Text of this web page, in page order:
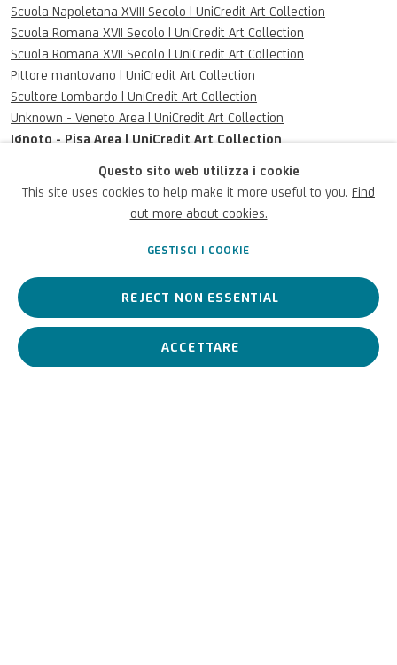
Scuola Napoletana XVIII Secolo | UniCredit Art Collection
Scuola Romana XVII Secolo | UniCredit Art Collection
Scuola Romana XVII Secolo | UniCredit Art Collection
Pittore mantovano | UniCredit Art Collection
Scultore Lombardo | UniCredit Art Collection
Unknown - Veneto Area | UniCredit Art Collection
Ignoto - Pisa Area | UniCredit Art Collection
PRECEDENTE PROSSIMO
Questo sito web utilizza i cookie
This site uses cookies to help make it more useful to you. Find
out more about cookies.
GESTISCI I COOKIE
REJECT NON ESSENTIAL
ACCETTARE